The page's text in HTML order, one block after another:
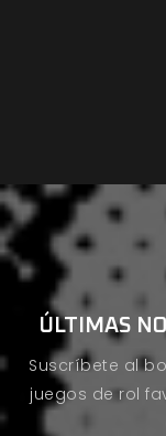
ÚLTIMAS
Suscríbete al
juegos de rol